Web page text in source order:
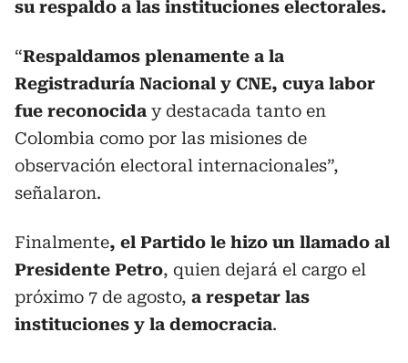
su respaldo a las instituciones electorales.
“Respaldamos plenamente a la
Registraduría Nacional y CNE, cuya labor
fue reconocida y destacada tanto en
Colombia como por las misiones de
observación electoral internacionales”,
señalaron.
Finalmente, el Partido le hizo un llamado al
Presidente Petro, quien dejará el cargo el
próximo 7 de agosto, a respetar las
instituciones y la democracia.